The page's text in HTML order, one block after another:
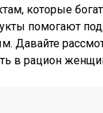
которые
помогают
Давайте
в рацион